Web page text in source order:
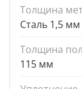
Толщина
Сталь 1,5 мм
Толщина
115 мм